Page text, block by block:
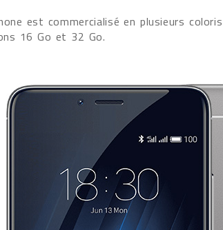
est commercialisé en plusieurs
16 Go et 32 Go.